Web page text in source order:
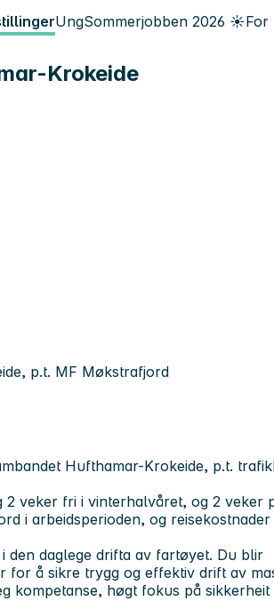
UngSommerjobben 2026 ☀️For
Krokeide
p.t. MF Møkstrafjord
Hufthamar-Krokeide, p.t.
2 veker fri i vinterhalvåret, og 2 veker
i arbeidsperioden, og
den daglege drifta av fartøyet. Du blir
for å sikre trygg og effektiv drift av
kompetanse, høgt fokus på